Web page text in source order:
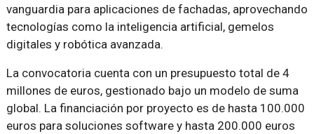
vanguardia para aplicaciones de fachadas, aprovechando
tecnologías como la inteligencia artificial, gemelos
digitales y robótica avanzada.
La convocatoria cuenta con un presupuesto total de 4
millones de euros, gestionado bajo un modelo de suma
global. La financiación por proyecto es de hasta 100.000
euros para soluciones software y hasta 200.000 euros